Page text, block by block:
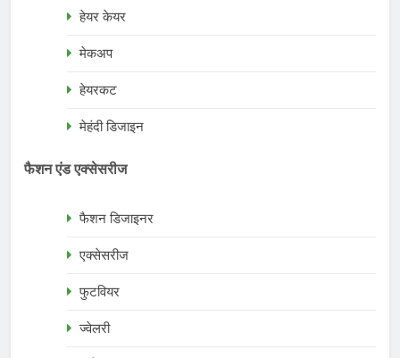
हेयर केयर
मेकअप
हेयरकट
मेहंदी डिजाइन
फैशन एंड एक्सेसरीज
फैशन डिजाइनर
एक्सेसरीज
फुटवियर
ज्वेलरी